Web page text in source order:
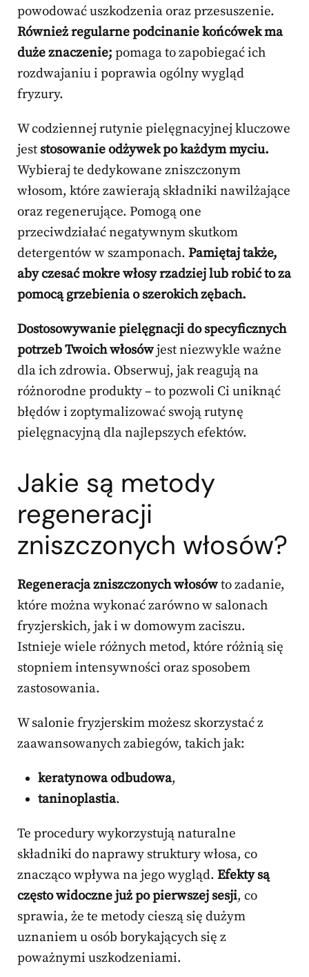
powodować uszkodzenia oraz przesuszenie.
Również regularne podcinanie końcówek ma
duże znaczenie; pomaga to zapobiegać ich
rozdwajaniu i poprawia ogólny wygląd
fryzury.
W codziennej rutynie pielęgnacyjnej kluczowe
jest stosowanie odżywek po każdym myciu.
Wybieraj te dedykowane zniszczonym
włosom, które zawierają składniki nawilżające
oraz regenerujące. Pomogą one
przeciwdziałać negatywnym skutkom
detergentów w szamponach. Pamiętaj także,
aby czesać mokre włosy rzadziej lub robić to za
pomocą grzebienia o szerokich zębach.
Dostosowywanie pielęgnacji do specyficznych
potrzeb Twoich włosówjest niezwykle ważne
dla ich zdrowia. Obserwuj, jak reagują na
różnorodne produkty – to pozwoli Ci uniknąć
błędów i zoptymalizować swoją rutynę
pielęgnacyjną dla najlepszych efektów.
Jakie są metody
regeneracji
zniszczonych włosów?
Regeneracja zniszczonych włosówto zadanie,
które można wykonać zarówno w salonach
fryzjerskich, jak i w domowym zaciszu.
Istnieje wiele różnych metod, które różnią się
stopniem intensywności oraz sposobem
zastosowania.
W salonie fryzjerskim możesz skorzystać z
zaawansowanych zabiegów, takich jak:
keratynowa odbudowa,
taninoplastia.
Te procedury wykorzystują naturalne
składniki do naprawy struktury włosa, co
znacząco wpływa na jego wygląd. Efekty są
często widoczne już po pierwszej sesji, co
sprawia, że te metody cieszą się dużym
uznaniem u osób borykających się z
poważnymi uszkodzeniami.